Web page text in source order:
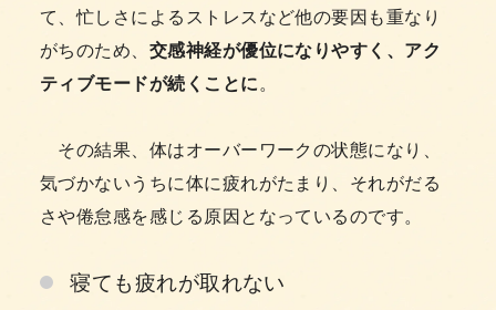
て、忙しさによるストレスなど他の要因も重なり
がちのため、 交感神経が優位になりやすく、アク
ティブモードが続くことに。
その結果、体はオーバーワークの状態になり、
気づかないうちに体に疲れがたまり、それがだる
さや倦怠感を感じる原因となっているのです。
寝ても疲れが取れない